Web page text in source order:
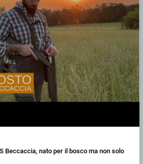
Beccaccia, nato per il bosco ma non solo